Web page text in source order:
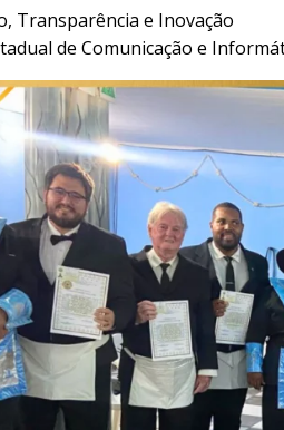
Transparência e Inovação
de Comunicação e